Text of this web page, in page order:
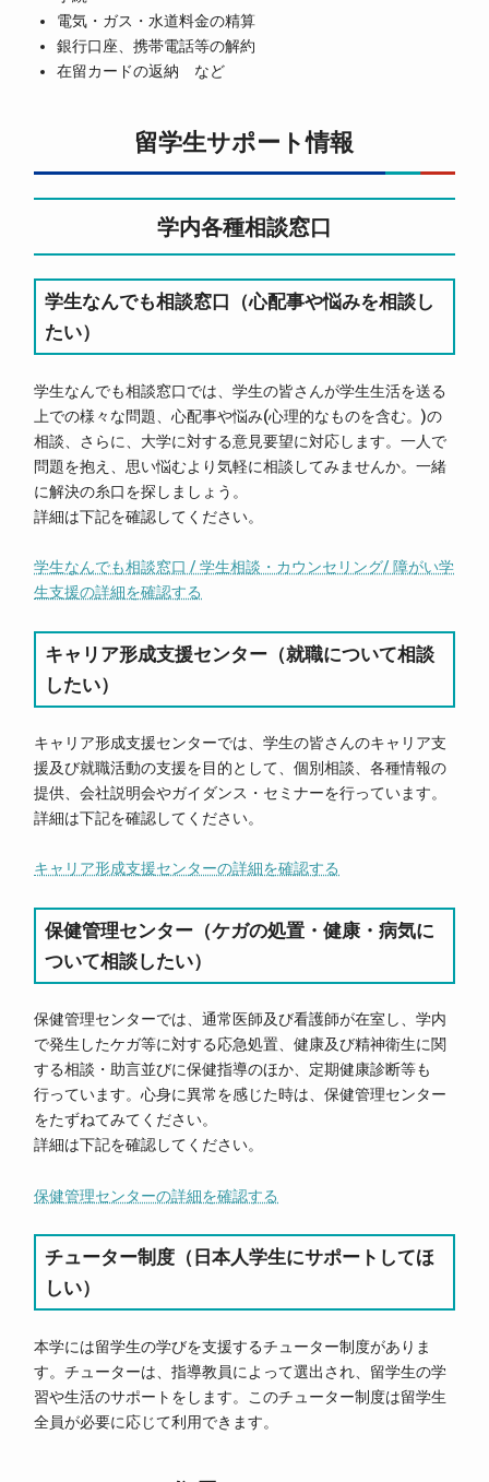
電気・ガス・水道料金の精算
銀行口座、携帯電話等の解約
在留カードの返納 など
留学生サポート情報
学内各種相談窓口
学生なんでも相談窓口（心配事や悩みを相談し
たい）
学生なんでも相談窓口では、学生の皆さんが学生生活を送る
上での様々な問題、心配事や悩み(心理的なものを含む。)の
相談、さらに、大学に対する意見要望に対応します。一人で
問題を抱え、思い悩むより気軽に相談してみませんか。一緒
に解決の糸口を探しましょう。
詳細は下記を確認してください。
学生なんでも相談窓口 / 学生相談・カウンセリング/ 障がい学
生支援の詳細を確認する
キャリア形成支援センター（就職について相談
したい）
キャリア形成支援センターでは、学生の皆さんのキャリア支
援及び就職活動の支援を目的として、個別相談、各種情報の
提供、会社説明会やガイダンス・セミナーを行っています。
詳細は下記を確認してください。
キャリア形成支援センターの詳細を確認する
保健管理センター（ケガの処置・健康・病気に
ついて相談したい）
保健管理センターでは、通常医師及び看護師が在室し、学内
で発生したケガ等に対する応急処置、健康及び精神衛生に関
する相談・助言並びに保健指導のほか、定期健康診断等も
行っています。心身に異常を感じた時は、保健管理センター
をたずねてみてください。
詳細は下記を確認してください。
保健管理センターの詳細を確認する
チューター制度（日本人学生にサポートしてほ
しい）
本学には留学生の学びを支援するチューター制度がありま
す。チューターは、指導教員によって選出され、留学生の学
習や生活のサポートをします。このチューター制度は留学生
全員が必要に応じて利用できます。